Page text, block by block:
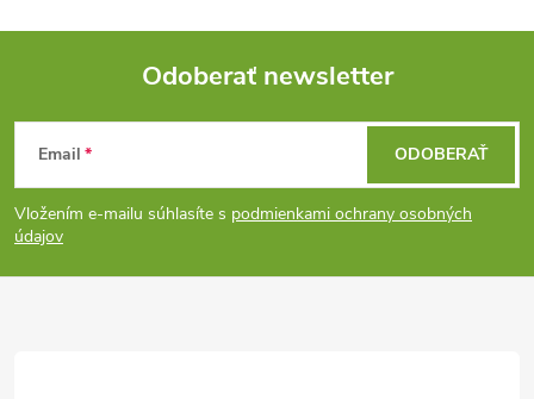
Z
á
p
Odoberať newsletter
Email
Vložením e-mailu súhlasíte s podmienkami ochrany osobných
údajov
ODOBERAŤ